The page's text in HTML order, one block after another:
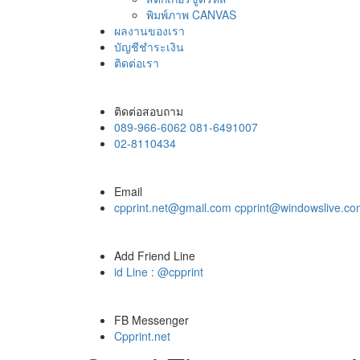
พิมพ์ภาพ CANVAS
ผลงานของเรา
บัญชีชำระเงิน
ติดต่อเรา
ติดต่อสอบถาม
089-966-6062 081-6491007
02-8110434
Email
cpprint.net@gmail.com
Add Friend Line
id Line : @cpprint
FB Messenger
Cpprint.net